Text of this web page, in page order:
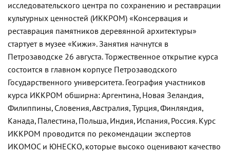
исследовательского центра по сохранению и реставрации
культурных ценностей (ИККРОМ) «Консервация и
реставрация памятников деревянной архитектуры»
стартует в музее «Кижи». Занятия начнутся в
Петрозаводске 26 августа. Торжественное открытие курса
состоится в главном корпусе Петрозаводского
Государственного университета. География участников
курса ИККРОМ обширна: Аргентина, Новая Зеландия,
Филиппины, Словения, Австралия, Турция, Финляндия,
Канада, Палестина, Польша, Индия, Испания, Россия. Курс
ИККРОМ проводится по рекомендации экспертов
ИКОМОС и ЮНЕСКО, которые высоко оценивают качество